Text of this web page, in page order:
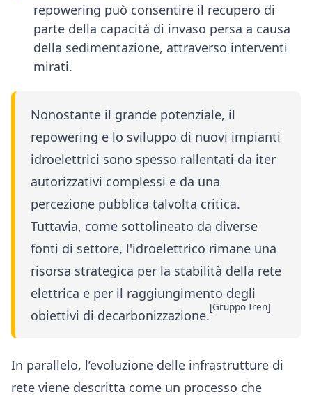
repowering può consentire il recupero di
parte della capacità di invaso persa a causa
della sedimentazione, attraverso interventi
mirati.
Nonostante il grande potenziale, il
repowering e lo sviluppo di nuovi impianti
idroelettrici sono spesso rallentati da iter
autorizzativi complessi e da una
percezione pubblica talvolta critica.
Tuttavia, come sottolineato da diverse
fonti di settore, l'idroelettrico rimane una
risorsa strategica per la stabilità della rete
elettrica e per il raggiungimento degli
obiettivi di decarbonizzazione.[Gruppo Iren]
In parallelo, l’evoluzione delle infrastrutture di
rete viene descritta come un processo che